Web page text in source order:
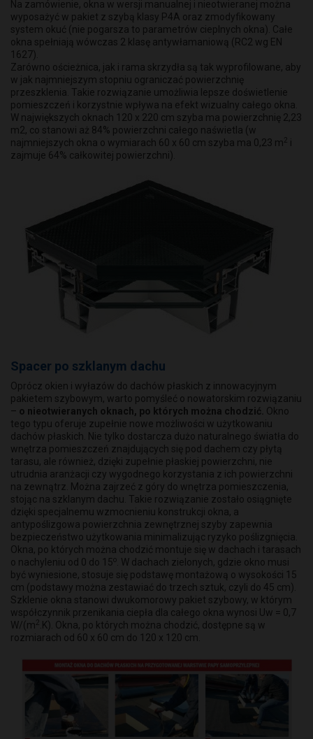
Na zamówienie, okna w wersji manualnej i nieotwieranej można
wyposażyć w pakiet z szybą klasy P4A oraz zmodyfikowany
system okuć (nie pogarsza to parametrów cieplnych okna). Całe
okna spełniają wówczas 2 klasę antywłamaniową (RC2 wg EN
1627).
Zarówno ościeżnica, jak i rama skrzydła są tak wyprofilowane, aby
w jak najmniejszym stopniu ograniczać powierzchnię
przeszklenia. Takie rozwiązanie umożliwia lepsze doświetlenie
pomieszczeń i korzystnie wpływa na efekt wizualny całego okna.
W największych oknach 120 x 220 cm szyba ma powierzchnię 2,23
m2, co stanowi aż 84% powierzchni całego naświetla (w
najmniejszych okna o wymiarach 60 x 60 cm szyba ma 0,23 m2 i
zajmuje 64% całkowitej powierzchni).
Spacer po szklanym dachu
Oprócz okien i wyłazów do dachów płaskich z innowacyjnym
pakietem szybowym, warto pomyśleć o nowatorskim rozwiązaniu
– o nieotwieranych oknach, po których można chodzić. Okno
tego typu oferuje zupełnie nowe możliwości w użytkowaniu
dachów płaskich. Nie tylko dostarcza dużo naturalnego światła do
wnętrza pomieszczeń znajdujących się pod dachem czy płytą
tarasu, ale również, dzięki zupełnie płaskiej powierzchni, nie
utrudnia aranżacji czy wygodnego korzystania z ich powierzchni
na zewnątrz. Można zajrzeć z góry do wnętrza pomieszczenia,
stojąc na szklanym dachu. Takie rozwiązanie zostało osiągnięte
dzięki specjalnemu wzmocnieniu konstrukcji okna, a
antypoślizgowa powierzchnia zewnętrznej szyby zapewnia
bezpieczeństwo użytkowania minimalizując ryzyko poślizgnięcia.
Okna, po których można chodzić montuje się w dachach i tarasach
o nachyleniu od 0 do 15o . W dachach zielonych, gdzie okno musi
być wyniesione, stosuje się podstawę montażową o wysokości 15
cm (podstawy można zestawiać do trzech sztuk, czyli do 45 cm).
Szklenie okna stanowi dwukomorowy pakiet szybowy, w którym
współczynnik przenikania ciepła dla całego okna wynosi Uw = 0,7
W/(m2 .K). Okna, po których można chodzić, dostępne są w
rozmiarach od 60 x 60 cm do 120 x 120 cm.